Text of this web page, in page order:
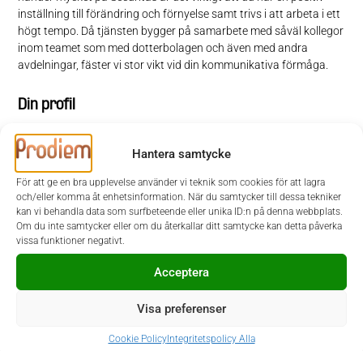
Hantera samtycke
För att ge en bra upplevelse använder vi teknik som cookies för att lagra
och/eller komma åt enhetsinformation. När du samtycker till dessa tekniker
kan vi behandla data som surfbeteende eller unika ID:n på denna webbplats.
Om du inte samtycker eller om du återkallar ditt samtycke kan detta påverka
vissa funktioner negativt.
Acceptera
Visa preferenser
Cookie PolicyIntegritetspolicy Alla
inställning till förändring och förnyelse samt trivs i att arbeta i ett
högt tempo. Då tjänsten bygger på samarbete med såväl kollegor
inom teamet som med dotterbolagen och även med andra
avdelningar, fäster vi stor vikt vid din kommunikativa förmåga.
Din profil
Du har en akademisk utbildning inom ekonomi och har därefter
arbetat minst 5 år med koncernredovisning som revisor och/eller
som koncernredovisningsekonom. Oavsett om du är revisor eller
koncernredovisningsekonom, är det viktigt att du har ett gediget
intresse av och vill satsa på koncernredovisning. Du har troligen
arbetat i en koncernmiljö och är van vid en internationell kontext,
där du dagligen har använt engelska.
I denna rekrytering samarbetar Securitas AB med Prodiem. Urval
snart som möjligt. Ansökan sker via Prodiems hemsida